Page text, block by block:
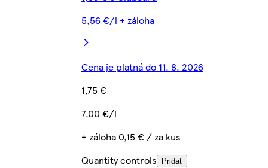
5,56 €/l + záloha
Cena je platná do 11. 8. 2026
1,75 €
7,00 €/l
+ záloha 0,15 € / za kus
Quantity controls
Pridať